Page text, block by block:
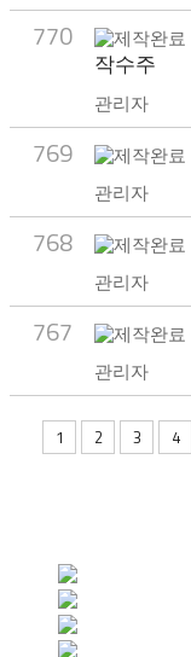
770
작수주
관리자
769
관리자
768
관리자
767
관리자
1 2 3 4